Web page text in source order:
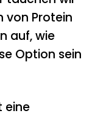
von Protein
auf, wie
Option sein
eine